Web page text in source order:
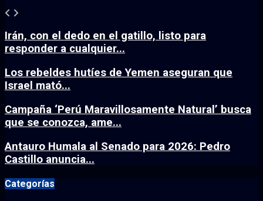
Irán, con el dedo en el gatillo, listo para
responder a cualquier...
Los rebeldes hutíes de Yemen aseguran que
Israel mató...
Campaña ‘Perú Maravillosamente Natural’ busca
que se conozca, ame...
Antauro Humala al Senado para 2026: Pedro
Castillo anuncia...
Categorías